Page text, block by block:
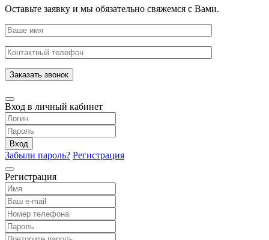
Оставьте заявку и мы обязательно свяжемся с Вами.
Заказать звонок
Вход в личный кабинет
Вход
Забыли пароль? Регистрация
Регистрация